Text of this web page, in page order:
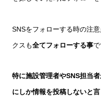
SNSをフォローする時の注
クスも全てフォローする事で
特に施設管理者やSNS担当
にしか情報を投稿しないと言